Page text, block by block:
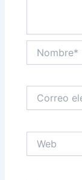
electrónico*